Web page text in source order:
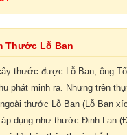
Thước Lỗ Ban
thước được Lỗ Ban, ông
phát minh ra. Nhưng trên
thước Lỗ Ban (Lỗ Ban
dụng như thước Đinh Lan